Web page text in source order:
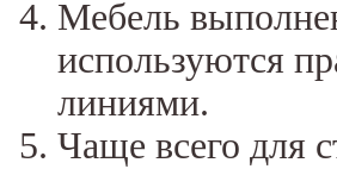
Мебель
используются
линиями.
Чаще всего для